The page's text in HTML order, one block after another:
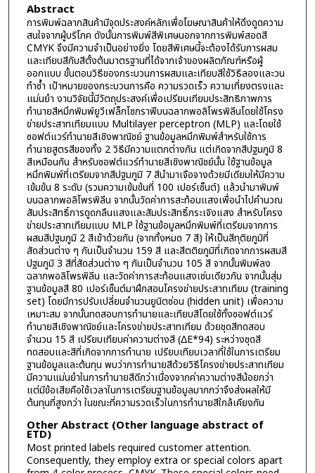
Abstract
การพิมพ์ฉลากสินค้ามีจุดประสงค์หลักเพื่อโฆษณาสินค้าให้ดึงดูดความ
สนใจจากผู้บริโภค ดังนั้นการพิมพ์สีพิเศษนอกจากการพิมพ์สอดสี
CMYK จึงมีความจำเป็นอย่างยิ่ง โดยสีพิเศษนี้จะต้องได้รับการผสม
และเทียบสีกับสีตั้งต้นมาตรฐานที่ได้จากเจ้าของผลิตภัณฑ์หรือผู้
ออกแบบ ขั้นตอนวิธีของกระบวนการผสมและเทียบสีใช้วิธีลองและวน
ทำซ้ำ เป้าหมายของกระบวนการคือ ความรวดเร็ว ความเที่ยงตรงและ
แม่นยำ งานวิจัยนี้มีวัตถุประสงค์เพื่อเปรียบเทียบประสิทธิภาพการ
ทำนายสีหมึกพิมพ์ยูวีเฟล็กโซกราฟีบนฉลากพอลิโพรพิลีนโดยใช้โครง
ข่ายประสาทเทียมแบบ Multilayer perceptron (MLP) และโดยใช้
ซอฟต์แวร์ทำนายสีเชิงพาณิชย์ ฐานข้อมูลหมึกพิมพ์สำหรับใช้การ
ทำนายสูตรสีของทั้ง 2 วิธีมีความแตกต่างกัน แต่เกิดจากสีปฐมภูมิ 8
สีเหมือนกัน สำหรับซอฟต์แวร์ทำนายสีเชิงพาณิชย์นั้น ใช้ฐานข้อมูล
หมึกพิมพ์ที่เตรียมจากสีปฐมภูมิ 7 สีนำมาเจือจางด้วยมีเดียมให้มีความ
เข้มข้น 8 ระดับ (รวมความเข้มข้นที่ 100 เปอร์เซ็นต์) แล้วนำมาพิมพ์
บนฉลากพอลิโพรพิลีน จากนั้นวัดค่าการสะท้อนแสงเพื่อนำไปคำนวณ
สัมประสิทธิ์การดูดกลืนแสงและสัมประสิทธิ์กระเจิงแสง สำหรับโครง
ข่ายประสาทเทียมแบบ MLP ใช้ฐานข้อมูลหมึกพิมพ์ที่เตรียมจากการ
ผสมสีปฐมภูมิ 2 สีเข้าด้วยกัน (จากทั้งหมด 7 สี) ให้เป็นสีทุติยภูมิที่
สัดส่วนต่าง ๆ กันเป็นจำนวน 159 สี และสีตติยภูมิที่เกิดจากการผสมสี
ปฐมภูมิ 3 สีที่สัดส่วนต่าง ๆ กันเป็นจำนวน 105 สี จากนั้นพิมพ์ลง
ฉลากพอลิโพรพิลีน และวัดค่าการสะท้อนแสงเช่นเดียวกัน จากนั้นสุ่ม
ฐานข้อมูลสี 80 เปอร์เซ็นต์มาฝึกสอนโครงข่ายประสาทเทียม (training
set) โดยมีการปรับเปลี่ยนจำนวนยูนิตซ่อน (hidden unit) เพื่อความ
เหมาะสม จากนั้นทดสอบการทำนายและเทียบสีโดยใช้ทั้งซอฟต์แวร์
ทำนายสีเชิงพาณิชย์และโครงข่ายประสาทเทียม ด้วยชุดสีทดสอบ
จำนวน 15 สี เปรียบเทียบค่าความต่างสี (ΔE*94) ระหว่างชุดสี
ทดสอบและสีที่เกิดจากการทำนาย เปรียบเทียบเวลาที่ใช้ในการเตรียม
ฐานข้อมูลและต้นทุน พบว่าการทำนายสีด้วยวิธีโครงข่ายประสาทเทียม
มีความแม่นยำในการทำนายสีดีกว่าเนื่องจากค่าความต่างสีน้อยกว่า
แต่มีข้อเสียคือใช้เวลาในการเตรียมฐานข้อมูลมากกว่าจึงส่งผลให้มี
ต้นทุนที่สูงกว่า ในขณะที่ความรวดเร็วในการทำนายสีใกล้เคียงกัน
Other Abstract (Other language abstract of
ETD)
Most printed labels required customer attention.
Consequently, they employ extra or special colors apart